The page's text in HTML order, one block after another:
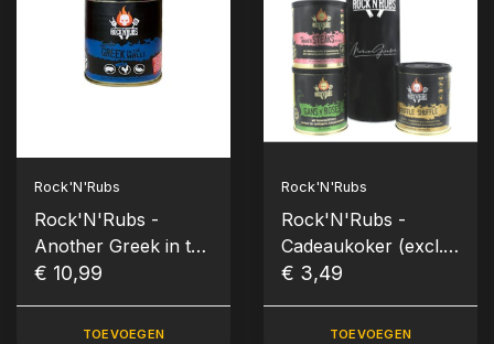
Rock'N'Rubs
Rock'N'Rubs -
Another Greek in the
Wall (140gr)
€ 10,99
TOEVOEGEN
Rock'N'Rubs
Rock'N'Rubs -
Cadeaukoker (excl. 3
rubs)
€ 3,49
TOEVOEGEN